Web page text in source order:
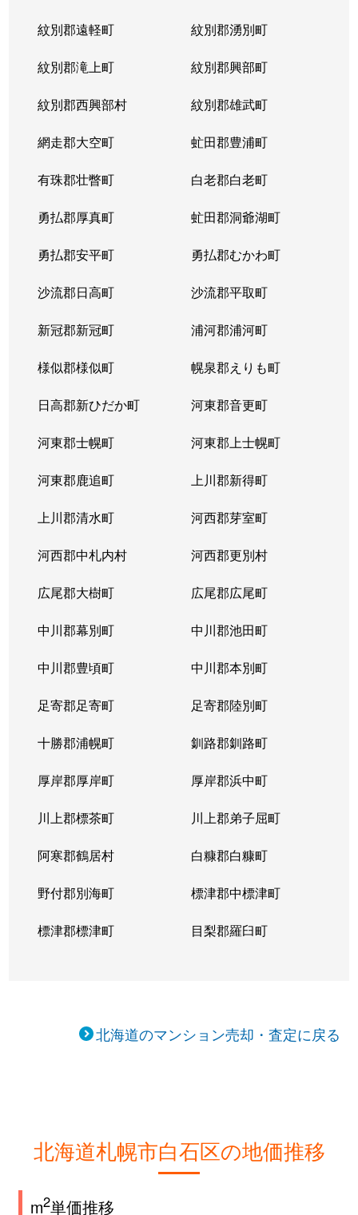
紋別郡遠軽町 紋別郡湧別町
紋別郡滝上町 紋別郡興部町
紋別郡西興部村 紋別郡雄武町
網走郡大空町 虻田郡豊浦町
有珠郡壮瞥町 白老郡白老町
勇払郡厚真町 虻田郡洞爺湖町
勇払郡安平町 勇払郡むかわ町
沙流郡日高町 沙流郡平取町
新冠郡新冠町 浦河郡浦河町
様似郡様似町 幌泉郡えりも町
日高郡新ひだか町 河東郡音更町
河東郡士幌町 河東郡上士幌町
河東郡鹿追町 上川郡新得町
上川郡清水町 河西郡芽室町
河西郡中札内村 河西郡更別村
広尾郡大樹町 広尾郡広尾町
中川郡幕別町 中川郡池田町
中川郡豊頃町 中川郡本別町
足寄郡足寄町 足寄郡陸別町
十勝郡浦幌町 釧路郡釧路町
厚岸郡厚岸町 厚岸郡浜中町
川上郡標茶町 川上郡弟子屈町
阿寒郡鶴居村 白糠郡白糠町
野付郡別海町 標津郡中標津町
標津郡標津町 目梨郡羅臼町
北海道のマンション売却・査定に戻る
北海道札幌市白石区の地価推移
m2単価推移